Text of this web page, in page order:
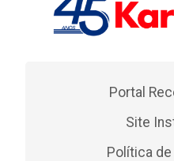
Portal
Site
Política